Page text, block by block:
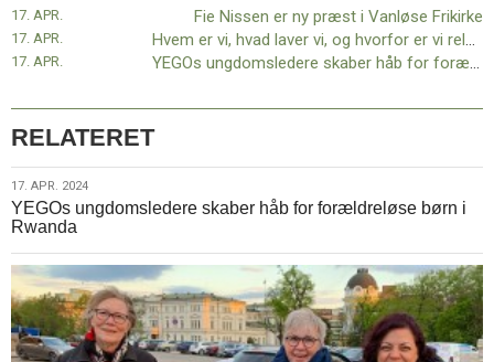
Næste
indlæg:
Fie
er
ny
præst
Vanløse
FrikirkeForrige
Med
blik
på
menighederne
Fie Nissen er ny præst i Vanløse Frikirke
17. APR.
Hvem er vi, hvad laver vi, og hvorfor er vi relevante?
17. APR.
YEGOs ungdomsledere skaber håb for forældreløse børn i Rwanda
17. APR.
RELATERET
17.
apr.
2024
17. APR. 2024
YEGOs ungdomsledere skaber håb for forældreløse børn i
Rwanda